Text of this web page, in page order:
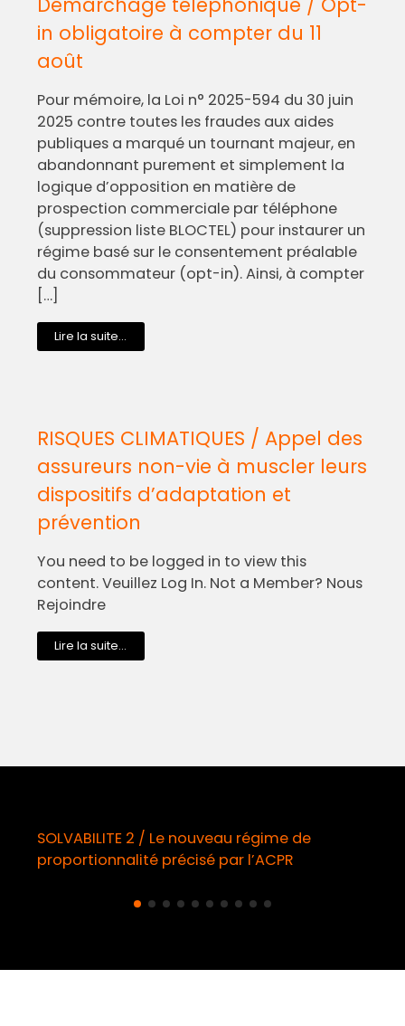
in obligatoire à compter du 11
août
Pour mémoire, la Loi n° 2025-594 du 30 juin
2025 contre toutes les fraudes aux aides
publiques a marqué un tournant majeur, en
abandonnant purement et simplement la
logique d’opposition en matière de
prospection commerciale par téléphone
(suppression liste BLOCTEL) pour instaurer un
régime basé sur le consentement préalable
du consommateur (opt-in). Ainsi, à compter
[…]
Lire la suite...
RISQUES CLIMATIQUES / Appel des
assureurs non-vie à muscler leurs
dispositifs d’adaptation et
prévention
You need to be logged in to view this
content. Veuillez Log In. Not a Member? Nous
Rejoindre
Lire la suite...
SOLVABILITE 2 / Le nouveau régime de
proportionnalité précisé par l’ACPR